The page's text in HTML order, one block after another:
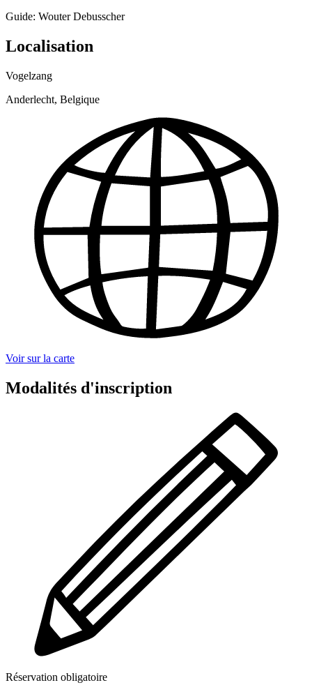
Guide: Wouter Debusscher
Localisation
Vogelzang
Anderlecht, Belgique
Voir sur la carte
Modalités d'inscription
Réservation obligatoire